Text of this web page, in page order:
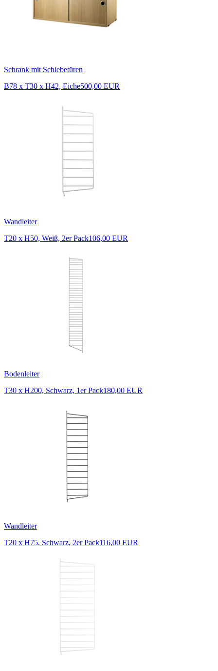
Schrank mit Schiebetüren
B78 x T30 x H42, Eiche500,00 EUR
Wandleiter
T20 x H50, Weiß, 2er Pack106,00 EUR
Bodenleiter
T30 x H200, Schwarz, 1er Pack180,00 EUR
Wandleiter
T20 x H75, Schwarz, 2er Pack116,00 EUR